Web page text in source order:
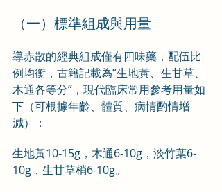
（一）標準組成與用量
導赤散的經典組成僅有四味藥，配伍比
例均衡，古籍記載為“生地黃、生甘草、
木通各等分”，現代臨床常用參考用量如
下（可根據年齡、體質、病情酌情增
減）：
生地黃10-15g，木通6-10g，淡竹葉6-
10g，生甘草梢6-10g。